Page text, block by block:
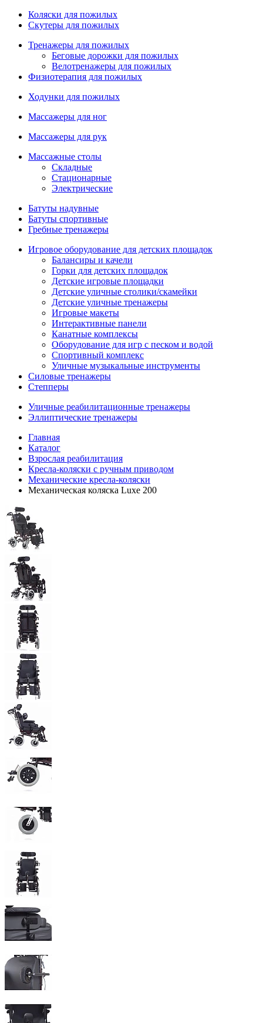
Коляски для пожилых
Скутеры для пожилых
Тренажеры для пожилых
Беговые дорожки для пожилых
Велотренажеры для пожилых
Физиотерапия для пожилых
Ходунки для пожилых
Массажеры для ног
Массажеры для рук
Массажные столы
Складные
Стационарные
Электрические
Батуты надувные
Батуты спортивные
Гребные тренажеры
Игровое оборудование для детских площадок
Балансиры и качели
Горки для детских площадок
Детские игровые площадки
Детские уличные столики/скамейки
Детские уличные тренажеры
Игровые макеты
Интерактивные панели
Канатные комплексы
Оборудование для игр с песком и водой
Спортивный комплекс
Уличные музыкальные инструменты
Силовые тренажеры
Степперы
Уличные реабилитационные тренажеры
Эллиптические тренажеры
Главная
Каталог
Взрослая реабилитация
Кресла-коляски с ручным приводом
Механические кресла-коляски
Механическая коляска Luxe 200